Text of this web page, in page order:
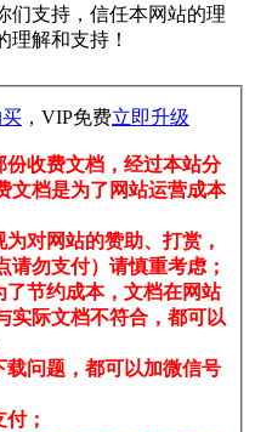
们支持，信任本网站的理
理解和支持！
，VIP免费立即升级
份收费文档，经过本站分
文档是为了网站运营成本
对网站的赞助、打赏，
勿支付）请慎重考虑；
节约成本，文档在网站
实际文档不符合，都可以
问题，都可以加微信号
；